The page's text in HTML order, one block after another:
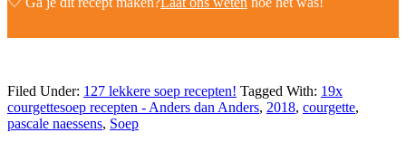
Filed Under: 127 lekkere soep recepten! Tagged With: 19x
courgettesoep recepten - Anders dan Anders, 2018, courgette,
pascale naessens, Soep